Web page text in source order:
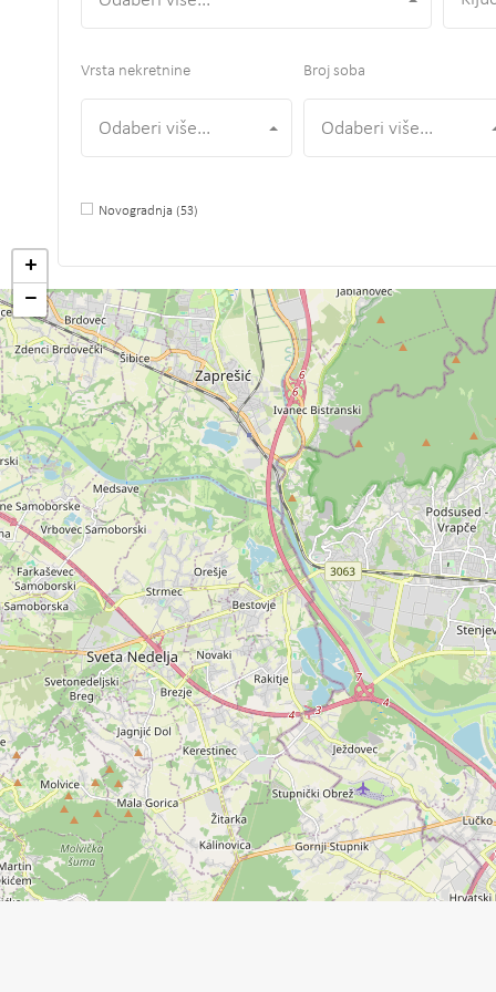
Vrsta nekretnine
Odaberi više...
Broj soba
Odaberi više...
Novogradnja (53)
+
−